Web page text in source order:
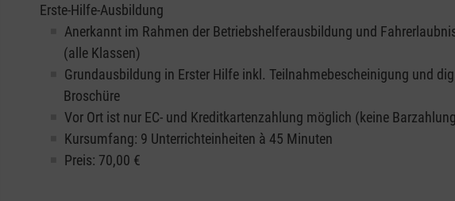
Erste-Hilfe-Ausbildung
Anerkannt im Rahmen der Betriebshelferausbildung und
(alle Klassen)
Grundausbildung in Erster Hilfe inkl. Teilnahmebescheinigung und
Broschüre
Vor Ort ist nur EC- und Kreditkartenzahlung möglich (keine
Kursumfang: 9 Unterrichteinheiten à 45 Minuten
Preis: 70,00 €